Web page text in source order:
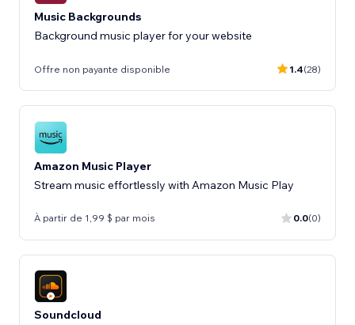
Music Backgrounds
Background music player for your website
Offre non payante disponible 1.4(28)
Amazon Music Player
Stream music effortlessly with Amazon Music Play
À partir de 1,99 $ par mois 0.0(0)
Soundcloud